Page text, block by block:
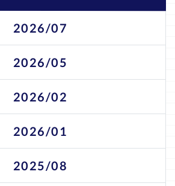
2026/07
2026/05
2026/02
2026/01
2025/08